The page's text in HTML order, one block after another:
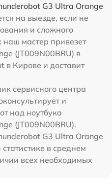
G3 Ultra Orange
на выезде, если не
и сложного
наш мастер привезет
(JT009N00BRU) в
в Кирове и доставит
сервисного центра
и
над ноутбука
(JT009N00BRU).
G3 Ultra Orange
в среднем
всех необходимых